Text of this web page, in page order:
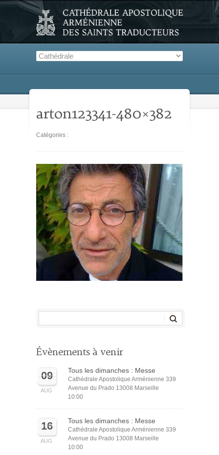
arton123341-480×382
Catégories :
Évènements à venir
09
AUG
Tous les dimanches : Messe
Cathédrale Apostolique Arménienne 339
Avenue du Prado 13008 Marseille
10:00
16
AUG
Tous les dimanches : Messe
Cathédrale Apostolique Arménienne 339
Avenue du Prado 13008 Marseille
10:00